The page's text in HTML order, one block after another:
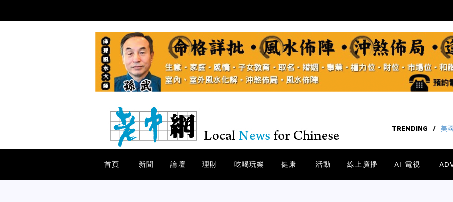
TRENDING 40
首頁 新聞 論壇 理財 吃喝玩樂 健康 活動 線上廣播 AI 電視